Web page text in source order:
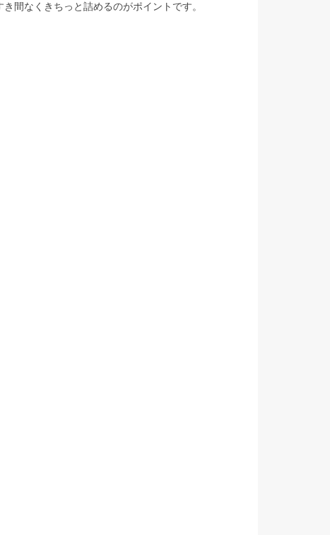
間なくきちっと詰めるのがポイントです。